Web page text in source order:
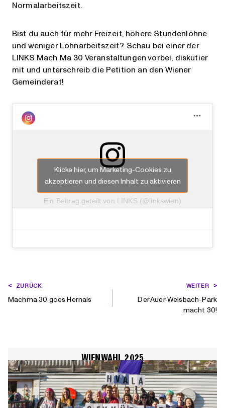
Normalarbeitszeit.
Bist du auch für mehr Freizeit, höhere Stundenlöhne
und weniger Lohnarbeitszeit? Schau bei einer der
LINKS Mach Ma 30 Veranstaltungen vorbei, diskutier
mit und unterschreib die Petition an den Wiener
Gemeinderat!
Ein Beitrag geteilt von LINKS (@linkswien)
Klicke hier, um Marketing-Cookies zu
akzeptieren und diesen Inhalt zu aktivieren
BEITRAGSNAVIGATION
ZURÜCK
Machma 30 goes Hernals
WEITER
Der Auer-Welsbach-Park
macht 30!
WIENWAHL 2025